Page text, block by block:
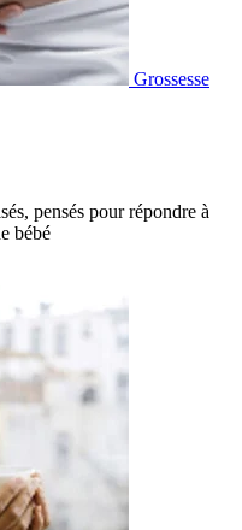
Grossesse
pensés pour répondre à
bébé